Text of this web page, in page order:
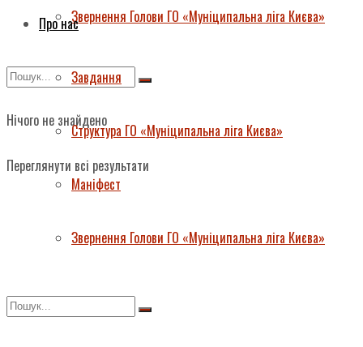
Звернення Голови ГО «Муніципальна ліга Києва»
Нічого не знайдено
Переглянути всі результати
Про нас
Завдання
Структура ГО «Муніципальна ліга Києва»
Маніфест
Звернення Голови ГО «Муніципальна ліга Києва»